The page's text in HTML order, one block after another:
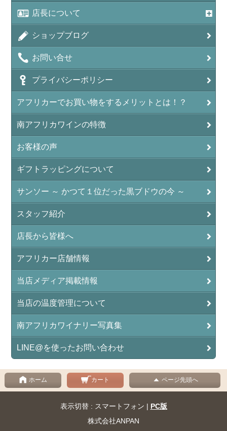
店長について
ショップブログ
お問い合せ
プライバシーポリシー
アフリカーでお買い物をするメリットとは！？
南アフリカワインの特徴
お客様の声
ギフトラッピングについて
サンソー ～ かつて１位だった黒ブドウの今 ～
スタッフ紹介
店長から皆様へ
アフリカー店舗情報
当店メディア掲載情報
当店の温度管理について
南アフリカワイナリー写真集
LINE@を使ったお問い合わせ
ホーム カート ページ先頭へ
表示切替 : スマートフォン | PC版
株式会社ANPAN